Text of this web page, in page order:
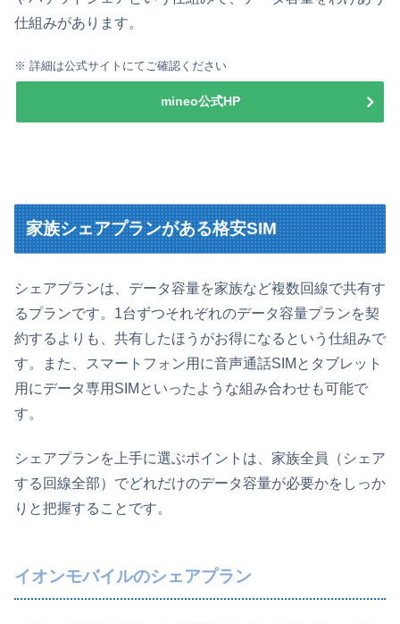
仕組みがあります。
※ 詳細は公式サイトにてご確認ください
mineo公式HP
家族シェアプランがある格安SIM
シェアプランは、データ容量を家族など複数回線で共有す
るプランです。1台ずつそれぞれのデータ容量プランを契
約するよりも、共有したほうがお得になるという仕組みで
す。また、スマートフォン用に音声通話SIMとタブレット
用にデータ専用SIMといったような組み合わせも可能で
す。
シェアプランを上手に選ぶポイントは、家族全員（シェア
する回線全部）でどれだけのデータ容量が必要かをしっか
りと把握することです。
イオンモバイルのシェアプラン